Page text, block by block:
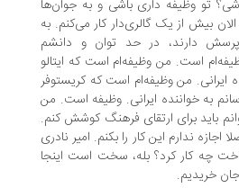
وظیفه داری باشی و به جوان‌ها
یک گالری‌دار کار می‌کنم. به
در حد توان و دانشم
من وظیفه‌ام است که ایتالو
من وظیفه‌ام است که کریستوفر
خواننده ایرانی. وظیفه است. من
برای ارتقای فرهنگ کوشش کنم.
این کار را بکنم. امیر نادری
کار کرد؟ بله، سخت است اینجا